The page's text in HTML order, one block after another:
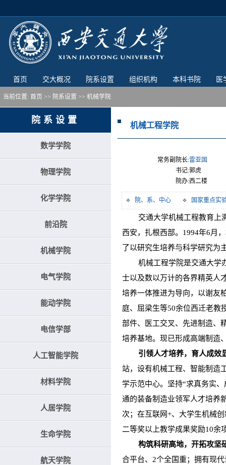
首页 交大概况 院系设置 组织机构 本科书院 医
当前位置: 首页 >> 院系设置 >> 机械学院
院系设置
数学学院
物理学院
化学学院
前沿院
机械学院
电气学院
能动学院
电信学部
人工智能学院
材料学院
人居学院
生命学院
航天学院
机械工程学院
常务副院长:雷亚国
书记:郭虎
院办:西二楼
院、系、中心 国家重点实
交通大学机械工程教育上溯
西安，扎根西部。1994年6月
了以研究生培养与科学研究为
机械工程学院是交通大学办
士以及数以万计的各界精英人
培养一体推进为导向，以谢友
庭、屈梁生等50余位西迁老教
部件、医工交叉、先进制造、
培养基地。现已形成高端制造
引领人才培养，育人成效
站，设有机械工程、智能制造
学示范中心。坚持“求真务实
通的装备制造业领军人才培养
次；在互联网+、大学生机械
二等奖以上教学成果奖励10余
构筑科研高地，开拓攻坚
合平台、2个全国重；拥有现